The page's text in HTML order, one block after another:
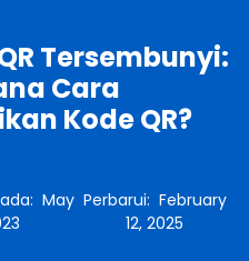
Tersembunyi:
Cara
Kode QR?
:May Perbarui: February
12, 2025